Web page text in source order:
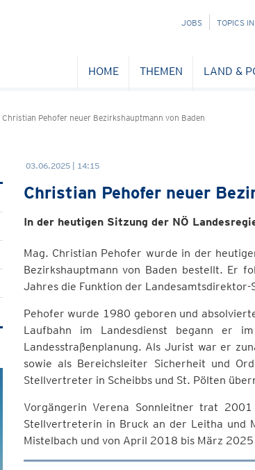
NAVIGATION
JOBS TOPICS
HOME THEMEN LAND &
Christian Pehofer neuer Bezirkshauptmann von Baden
03.06.2025 | 14:15
Christian Pehofer neuer
In der heutigen Sitzung der NÖ
Mag. Christian Pehofer wurde in der
Bezirkshauptmann von Baden bestellt. Er
Jahres die Funktion der
Pehofer wurde 1980 geboren und
Laufbahn im Landesdienst begann er
Landesstraßenplanung. Als Jurist war er
sowie als Bereichsleiter Sicherheit und
Stellvertreter in Scheibbs und St. Pölten
Vorgängerin Verena Sonnleitner trat
Stellvertreterin in Bruck an der Leitha und
Mistelbach und von April 2018 bis März